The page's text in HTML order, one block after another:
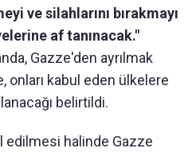
ve silahlarını bırakmayı
af tanınacak."
Gazze'den ayrılmak
kabul eden ülkelere
belirtildi.
edilmesi halinde Gazze